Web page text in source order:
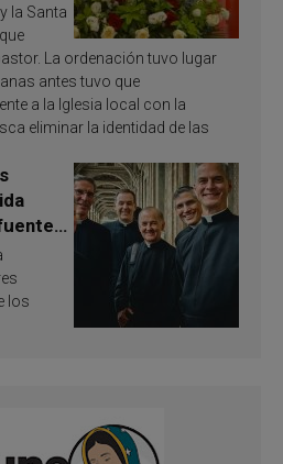
la Santa
La ordenación tuvo lugar
antes tuvo que
a la Iglesia local con la
eliminar la identidad de las
los